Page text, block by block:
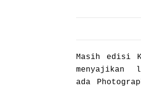
Masih edisi
menyajikan
ada